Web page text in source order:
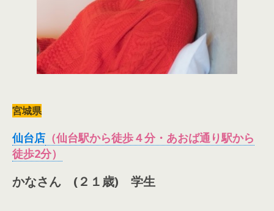
宮城県
仙台店 （仙台駅から徒歩４分・あおば通り駅から
徒歩2分）
かなさん (２１歳) 学生